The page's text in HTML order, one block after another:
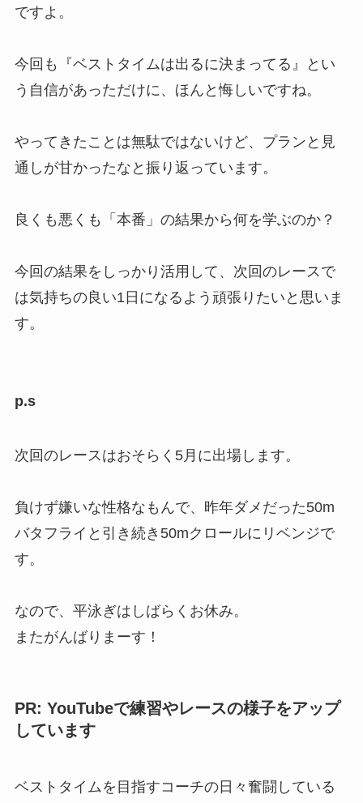
ですよ。
今回も『ベストタイムは出るに決まってる』とい
う自信があっただけに、ほんと悔しいですね。
やってきたことは無駄ではないけど、プランと見
通しが甘かったなと振り返っています。
良くも悪くも「本番」の結果から何を学ぶのか？
今回の結果をしっかり活用して、次回のレースで
は気持ちの良い1日になるよう頑張りたいと思いま
す。
p.s
次回のレースはおそらく5月に出場します。
負けず嫌いな性格なもんで、昨年ダメだった50m
バタフライと引き続き50mクロールにリベンジで
す。
なので、平泳ぎはしばらくお休み。
またがんばりまーす！
PR: YouTubeで練習やレースの様子をアップ
しています
ベストタイムを目指すコーチの日々奮闘している